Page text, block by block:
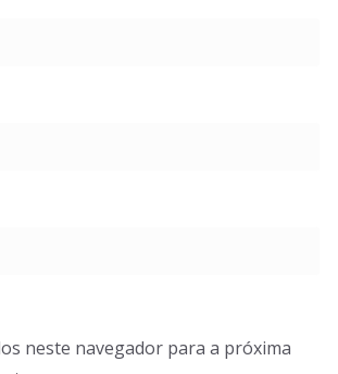
neste navegador para a próxima